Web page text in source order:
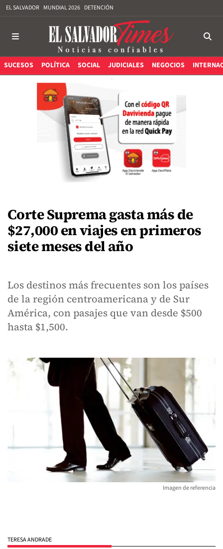
EL SALVADOR MUNDIAL 2026 DETENCIÓN
SUCESOS POLÍTICA SOCIAL JUDICIALES NEGOCIOS
Corte Suprema gasta más de
$27,000 en viajes en primeros
siete meses del año
Los destinos más frecuentes son los países
de la región centroamericana y de Sur
América, con pasajes que van desde $500
hasta $1,500.
Imagen de referencia
TERESA ANDRADE